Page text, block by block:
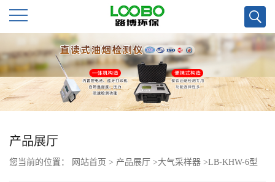
公
司
首
页
公
产品展厅
您当前的位置： 网站首页 > 产品展厅 >大气采样器 >LB-KHW-6型